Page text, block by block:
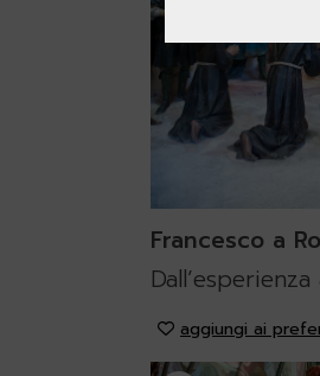
Francesco a
aggiungi ai